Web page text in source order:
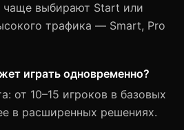
чаще выбирают Start или
трафика — Smart, Pro
играть одновременно?
от 10–15 игроков в базовых
в расширенных решениях.